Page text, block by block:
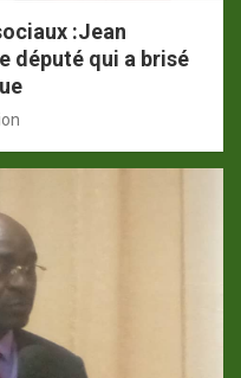
:Jean
député qui a brisé